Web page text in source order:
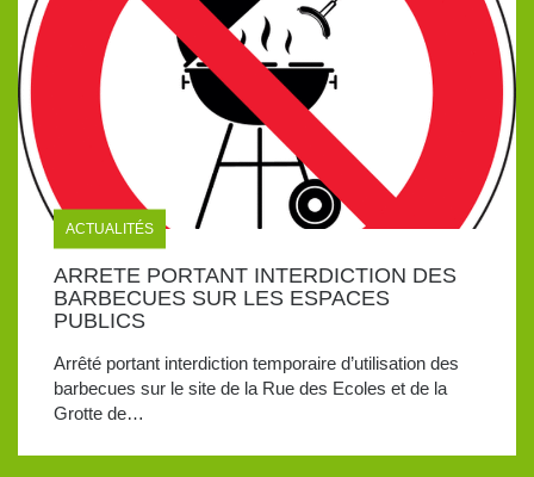
ACTUALITÉS
ARRETE PORTANT INTERDICTION DES
BARBECUES SUR LES ESPACES
PUBLICS
Arrêté portant interdiction temporaire d’utilisation des
barbecues sur le site de la Rue des Ecoles et de la
Grotte de…